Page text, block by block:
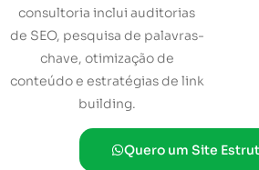
consultoria inclui auditorias
de SEO, pesquisa de palavras-
chave, otimização de
conteúdo e estratégias de link
building.
Quero um Site